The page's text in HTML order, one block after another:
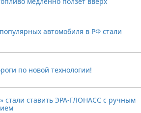
автомобиля в РФ стали
по новой технологии!
стали ставить ЭРА-ГЛОНАСС с ручным